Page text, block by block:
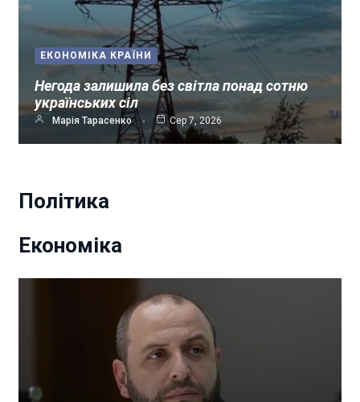
ЕКОНОМІКА КРАЇНИ
Негода залишила без світла понад сотню
українських сіл
Марія Тарасенко Сер 7, 2026
Політика
Економіка